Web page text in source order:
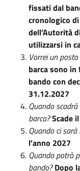
fissati dal
cronologico
dell’Autorità
utilizzarsi in
Vorrei un
barca sono in
bando con
31.12.2027
Quando
barca?Scade
Quando ci
l'anno 2027
Quando potrò
bando?Dopo